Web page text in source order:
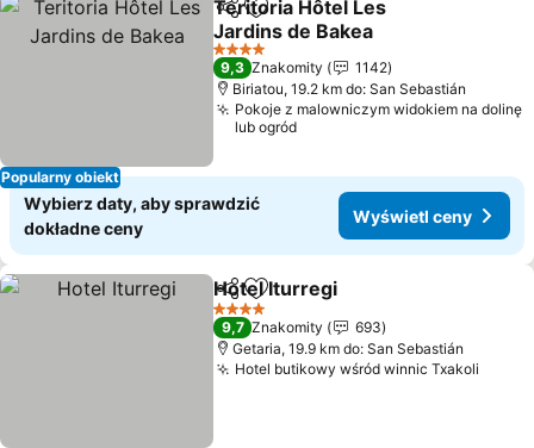
Popularny obiekt
Udostępnij
Dodaj do ulubionych
Teritoria Hôtel Les
Jardins de Bakea
Wyświetl ceny
4 Kategoria
9,3 Znakomity
1142
Biriatou, 19.2 km do: San Sebastián
Pokoje z malowniczym widokiem na dolinę
lub ogród
Wybierz daty, aby sprawdzić
dokładne ceny
Wyświetl ceny
Udostępnij
Dodaj do ulubionych
Hotel Iturregi
4 Kategoria
9,7 Znakomity
693
Getaria, 19.9 km do: San Sebastián
Hotel butikowy wśród winnic Txakoli